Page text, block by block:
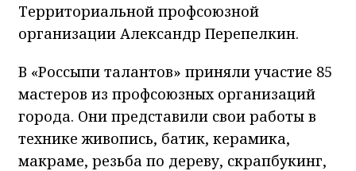
Территориальной профсоюзной
организации Александр Перепелкин.
В «Россыпи талантов» приняли участие 85
мастеров из профсоюзных организаций
города. Они представили свои работы в
технике живопись, батик, керамика,
макраме, резьба по дереву, скрапбукинг,